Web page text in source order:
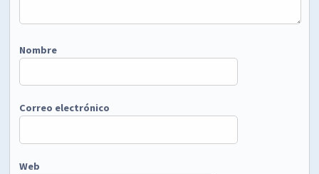
Nombre
Correo electrónico
Web